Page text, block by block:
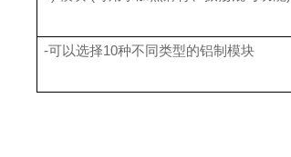
-可以选择10种不同类型的铝制模块